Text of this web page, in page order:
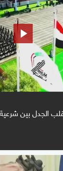
الجدل بين